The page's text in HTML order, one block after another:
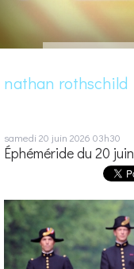
nathan rothschild
samedi 20 juin 2026 03h30
Éphéméride du 20 juin